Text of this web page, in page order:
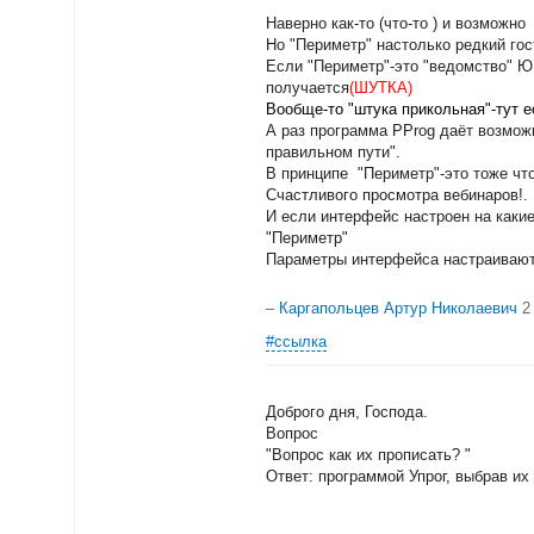
Наверно как-то (что-то ) и возможно
Но "Периметр" настолько редкий
Если "Периметр"-это "ведомство"
получается(ШУТКА)
Вообще-то "штука прикольная"-тут
А раз программа PProg даёт
правильном пути".
В принципе "Периметр"-это тоже
Счастливого просмотра вебинаров!.
И если интерфейс настроен на
"Периметр"
Параметры интерфейса
– Каргапольцев Артур Николаевич 2
#ссылка
Доброго дня, Господа.
Вопрос
"Вопрос как их прописать? "
Ответ: программой Упрог, выбрав